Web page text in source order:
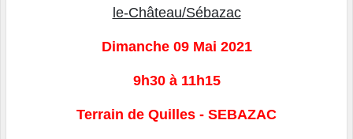
le-Château/Sébazac
Dimanche 09 Mai 2021
9h30 à 11h15
Terrain de Quilles - SEBAZAC